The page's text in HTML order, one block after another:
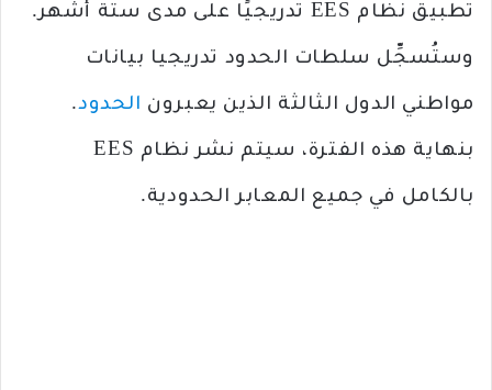
تطبيق نظام EES تدريجيًا على مدى ستة أشهر.
وستُسجِّل سلطات الحدود تدريجيا بيانات
مواطني الدول الثالثة الذين يعبرون الحدود.
بنهاية هذه الفترة، سيتم نشر نظام EES
بالكامل في جميع المعابر الحدودية.